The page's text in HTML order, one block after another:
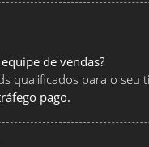
de vendas?
qualificados para o seu
pago.